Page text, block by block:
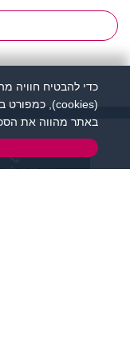
שירות
כדי להבטיח חוויה
(cookies), כמפורט בעמוד
באתר מהווה את